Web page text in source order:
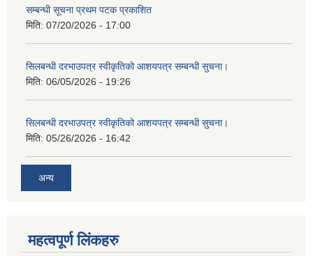
सम्बन्धी सूचना प्रथम पटक प्रकाशित
मिति: 07/20/2026 - 17:00
सिलबन्धी दरभाउपत्र स्वीकृतिको आशयपत्र सम्बन्धी सुचना।
मिति: 06/05/2026 - 19:26
सिलबन्धी दरभाउपत्र स्वीकृतिको आशयपत्र सम्बन्धी सुचना।
मिति: 05/26/2026 - 16:42
अन्य
महत्वपूर्ण लिंकहरु